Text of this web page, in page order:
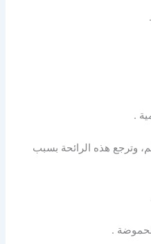
.
وترجع هذه الرائحة بسبب
.